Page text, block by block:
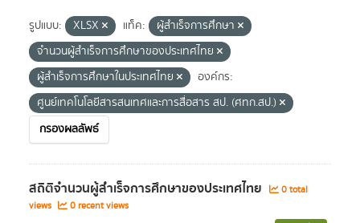
รูปแบบ: XLSX แท็ค:
ผู้สำเร็จการศึกษา
จำนวนผู้สำเร็จการศึกษาของประเทศไทย
ผู้สำเร็จการศึกษาในประเทศไทย
องค์กร:
ศูนย์เทคโนโลยีสารสนเทศและการสื่อสาร สป. (ศทก.สป.)
กรองผลลัพธ์
สถิติจำนวนผู้สำเร็จการศึกษาของประเทศไทย
0 total
views
0 recent views